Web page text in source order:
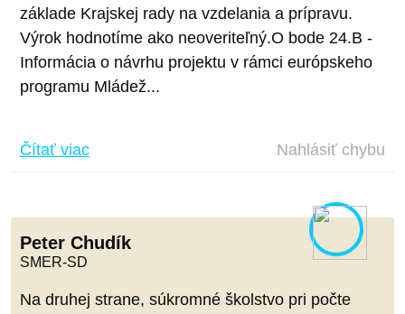
základe Krajskej rady na vzdelania a prípravu.
Výrok hodnotíme ako neoveriteľný.O bode 24.B -
Informácia o návrhu projektu v rámci európskeho
programu Mládež...
Čítať viac Nahlásiť chybu
Peter Chudík
SMER-SD
Na druhej strane, súkromné školstvo pri počte